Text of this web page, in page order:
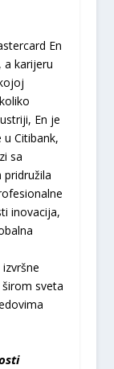
En
a karijeru
En je
Citibank,
sa
inovacija,
sveta